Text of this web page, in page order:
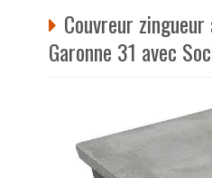
Couvreur
Garonne 31 avec